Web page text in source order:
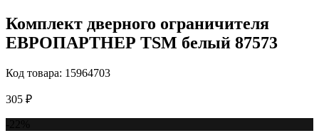
Комплект дверного ограничителя
ЕВРОПАРТНЕР TSM белый 87573
Код товара: 15964703
305 ₽